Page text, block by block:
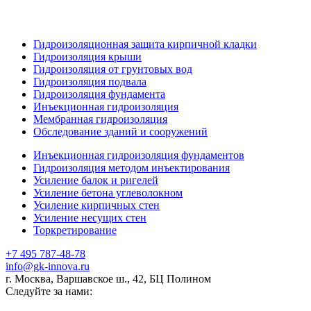
Гидроизоляционная защита кирпичной кладки
Гидроизоляция крыши
Гидроизоляция от грунтовых вод
Гидроизоляция подвала
Гидроизоляция фундамента
Инъекционная гидроизоляция
Мембранная гидроизоляция
Обследование зданий и сооружений
Инъекционная гидроизоляция фундаментов
Гидроизоляция методом инъектирования
Усиление балок и ригелей
Усиление бетона углеволокном
Усиление кирпичных стен
Усиление несущих стен
Торкретирование
+7 495 787-48-78
info@gk-innova.ru
г. Москва, Варшавское ш., 42, БЦ Полином
Следуйте за нами: